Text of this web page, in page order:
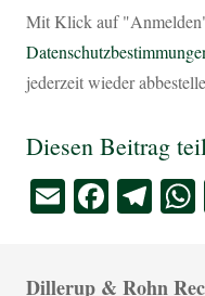
Mit Klick auf
jederzeit wieder
Diesen Beitrag
Email
Dillerup & Rohn